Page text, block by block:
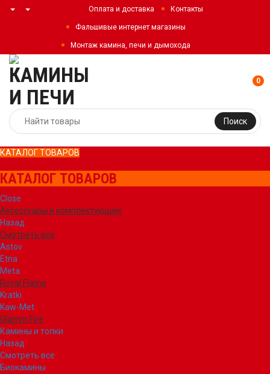
Оплата и доставка Контакты
Фальшивые интернет магазины
Монтаж камина, печи и дымохода
Поиск
0
КАТАЛОГ ТОВАРОВ
КАТАЛОГ ТОВАРОВ
Close
Аксессуары и комплектующие
Назад
Смотреть все
Astov
Etna
Meta
Royal Flame
Kratki
Kaw-Met
Glamm Fire
Камины и топки
Назад
Смотреть все
Биокамины